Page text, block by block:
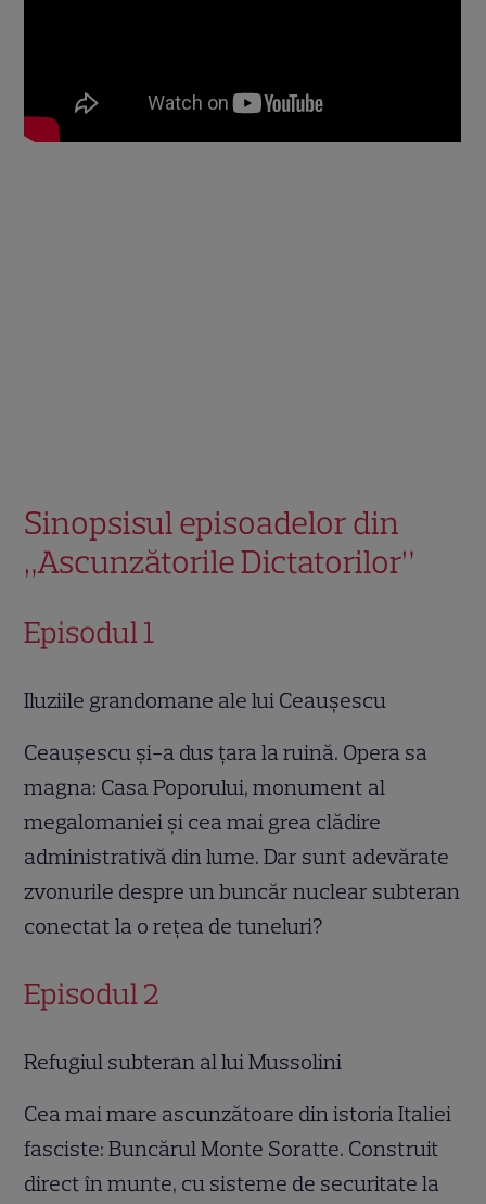
Sinopsisul episoadelor din
„Ascunzătorile Dictatorilor”
Episodul 1
Iluziile grandomane ale lui Ceaușescu
Ceaușescu și-a dus țara la ruină. Opera sa
magna: Casa Poporului, monument al
megalomaniei și cea mai grea clădire
administrativă din lume. Dar sunt adevărate
zvonurile despre un buncăr nuclear subteran
conectat la o rețea de tuneluri?
Episodul 2
Refugiul subteran al lui Mussolini
Cea mai mare ascunzătoare din istoria Italiei
fasciste: Buncărul Monte Soratte. Construit
direct în munte, cu sisteme de securitate la